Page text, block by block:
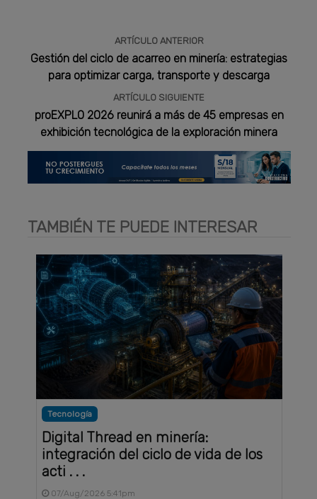
ARTÍCULO ANTERIOR
Gestión del ciclo de acarreo en minería: estrategias
para optimizar carga, transporte y descarga
ARTÍCULO SIGUIENTE
proEXPLO 2026 reunirá a más de 45 empresas en
exhibición tecnológica de la exploración minera
TAMBIÉN TE PUEDE INTERESAR
Tecnología
Digital Thread en minería:
integración del ciclo de vida de los
acti . . .
07/Aug/2026 5:41pm